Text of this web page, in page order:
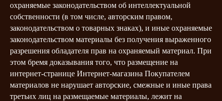
охраняемые законодательством об интеллектуальной
собственности (в том числе, авторским правом,
законодательством о товарных знаках), и иные охраняемые
законодательством материалы без получения выраженного
разрешения обладателя прав на охраняемый материал. При
этом бремя доказывания того, что размещение на
интернет-странице Интернет-магазина Покупателем
материалов не нарушает авторские, смежные и иные права
третьих лиц на размещаемые материалы, лежит на